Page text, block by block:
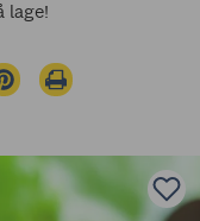
lage!